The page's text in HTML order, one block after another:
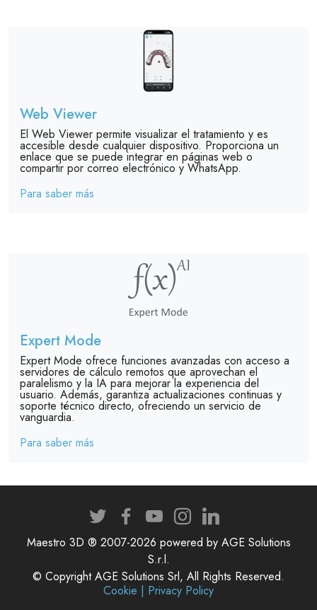
Expert Mode
Expert Mode ofrece funciones avanzadas con acceso a
servidores de cálculo remotos que aprovechan el
paralelismo y la IA para mejorar la experiencia del
usuario. Además, garantiza actualizaciones continuas y
soporte técnico directo, ofreciendo un servicio de
vanguardia.
Para saber más
Web Viewer
El Web Viewer permite visualizar el tratamiento y es
accesible desde cualquier dispositivo. Proporciona un
enlace que se puede integrar en páginas web o
compartir por correo electrónico y WhatsApp.
Para saber más
Maestro 3D ® 2007-2026 powered by AGE Solutions
S.r.l.
© Copyright AGE Solutions Srl, All Rights Reserved.
Cookie | Privacy Policy